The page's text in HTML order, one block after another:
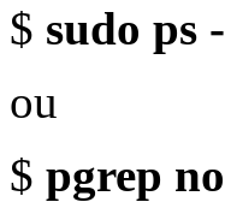
$ sudo ps
ou
$ pgrep